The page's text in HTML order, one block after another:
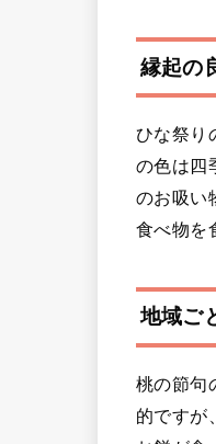
縁起の
ひな祭り
の色は四
のお吸い
食べ物を
地域ご
桃の節句
的ですが